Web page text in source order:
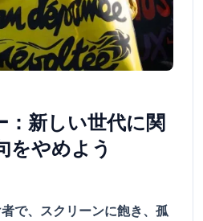
：新しい世代に関
をやめよう
で、スクリーンに飽き、孤